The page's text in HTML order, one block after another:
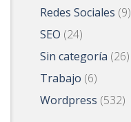
Redes Sociales (9)
SEO (24)
Sin categoría (26)
Trabajo (6)
Wordpress (532)